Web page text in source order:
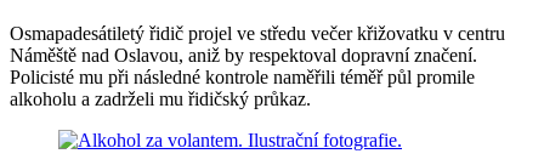
Osmapadesátiletý řidič projel ve středu večer křižovatku v centru
Náměště nad Oslavou, aniž by respektoval dopravní značení.
Policisté mu při následné kontrole naměřili téměř půl promile
alkoholu a zadrželi mu řidičský průkaz.